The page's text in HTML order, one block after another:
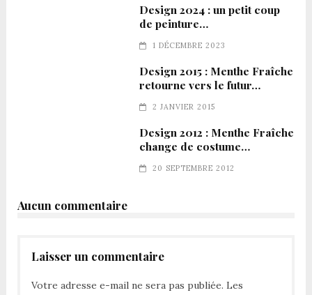
Design 2024 : un petit coup
de peinture…
1 DÉCEMBRE 2023
Design 2015 : Menthe Fraîche
retourne vers le futur…
2 JANVIER 2015
Design 2012 : Menthe Fraîche
change de costume…
20 SEPTEMBRE 2012
Aucun commentaire
Laisser un commentaire
Votre adresse e-mail ne sera pas publiée. Les